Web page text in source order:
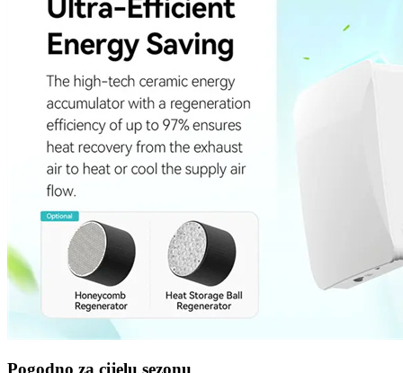
Pogodno za cijelu sezonu